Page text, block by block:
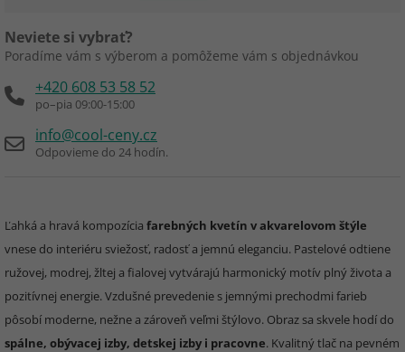
Neviete si vybrať?
Poradíme vám s výberom a pomôžeme vám s objednávkou
+420 608 53 58 52
po–pia 09:00-15:00
info@cool-ceny.cz
Odpovieme do 24 hodín.
Ľahká a hravá kompozícia farebných kvetín v akvarelovom štýle
vnese do interiéru sviežosť, radosť a jemnú eleganciu. Pastelové odtiene
ružovej, modrej, žltej a fialovej vytvárajú harmonický motív plný života a
pozitívnej energie. Vzdušné prevedenie s jemnými prechodmi farieb
pôsobí moderne, nežne a zároveň veľmi štýlovo. Obraz sa skvele hodí do
spálne, obývacej izby, detskej izby i pracovne. Kvalitný tlač na pevném